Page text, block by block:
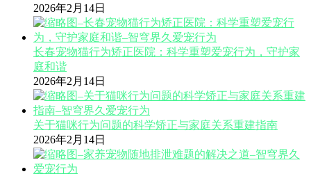
2026年2月14日
长春宠物猫行为矫正医院：科学重塑爱宠行为，守护家
庭和谐
2026年2月14日
关于猫咪行为问题的科学矫正与家庭关系重建指南
2026年2月14日